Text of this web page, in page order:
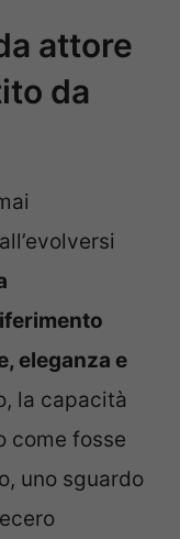
attore
da
eleganza e
la capacità
come fosse
uno sguardo